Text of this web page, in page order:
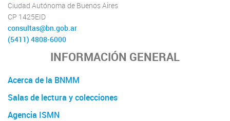
Ciudad Autónoma de Buenos Aires
CP 1425EID
consultas@bn.gob.ar
(5411) 4808-6000
INFORMACIÓN GENERAL
Acerca de la BNMM
Salas de lectura y colecciones
Agencia ISMN